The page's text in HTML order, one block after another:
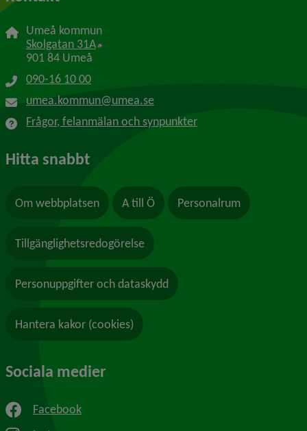
Umeå kommun
Skolgatan 31A Länk till annan webbplats, öppnas i nytt
901 84 Umeå
090-16 10 00
umea.kommun@umea.se
Frågor, felanmälan och synpunkter
Hitta snabbt
Om webbplatsen A till Ö Personalrum
Tillgänglighetsredogörelse
Personuppgifter och dataskydd
Hantera kakor (cookies)
Sociala medier
Facebook